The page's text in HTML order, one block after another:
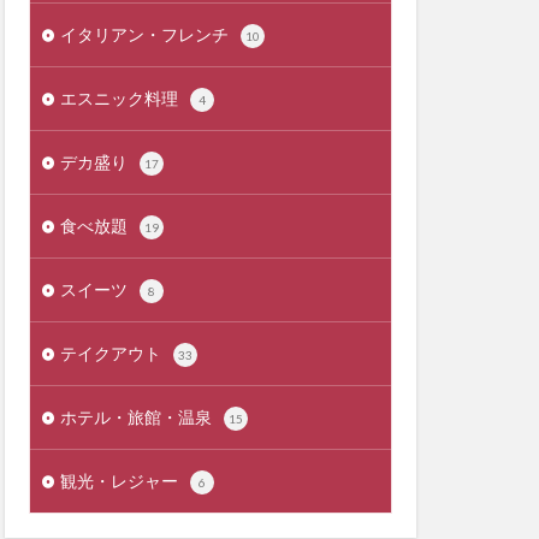
イタリアン・フレンチ 10
エスニック料理 4
デカ盛り 17
食べ放題 19
スイーツ 8
テイクアウト 33
ホテル・旅館・温泉 15
観光・レジャー 6